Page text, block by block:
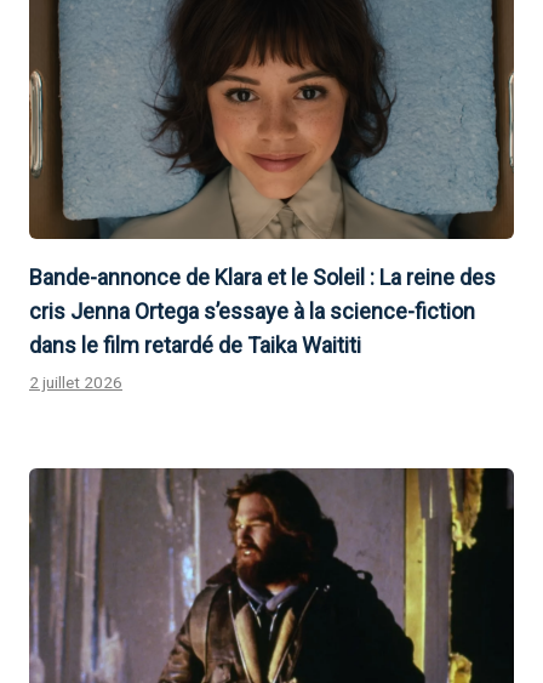
Bande-annonce de Klara et le Soleil : La reine des
cris Jenna Ortega s’essaye à la science-fiction
dans le film retardé de Taika Waititi
2 juillet 2026